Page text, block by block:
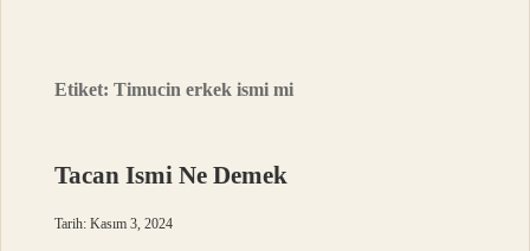
Etiket:Timucin erkek ismi mi
Tacan Ismi Ne Demek
Tarih: Kasım 3, 2024